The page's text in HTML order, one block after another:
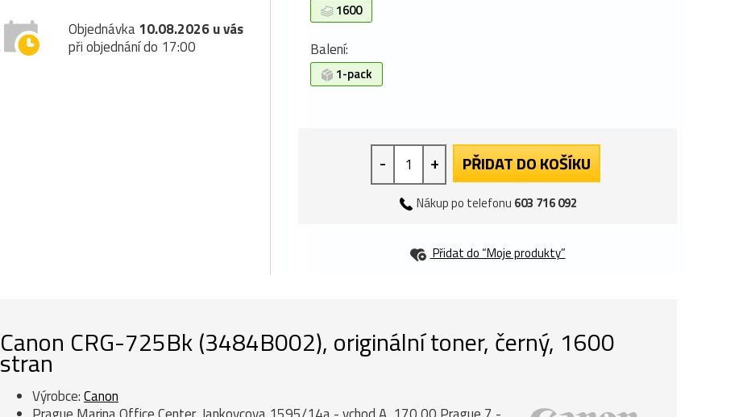
Objednávka10.08.2026 u vás
při objednání do 17:00
1600
Balení:
1-pack
- + PŘIDAT DO KOŠÍKU
Nákup po telefonu 603 716 092
Přidat do “Moje produkty”
Canon CRG-725Bk (3484B002), originální toner, černý, 1600
stran
Výrobce:Canon